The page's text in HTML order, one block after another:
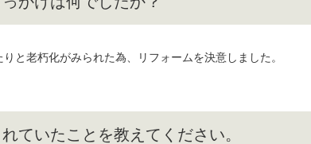
と老朽化がみられた為、リフォームを決意しました。
ていたことを教えてください。